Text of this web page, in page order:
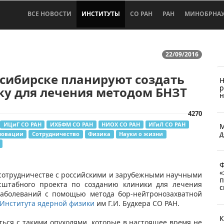
ВСЕ НОВОСТИ ИНСТИТУТЫ СО РАН РАН
22/09/2016
планируют создать
для лечения методом БНЗТ
4270
ИЦиГ СО РАН ИХБФМ СО РАН НИОХ СО РАН
ИГиЛ СО РАН
Сотрудничество Физика Науки о жизни
с российскими и зарубежными научными
проекта по созданию клиники для лечения
с помощью метода бор-нейтронозахватной
Института ядерной физики им Г.И. Будкера СО РАН.